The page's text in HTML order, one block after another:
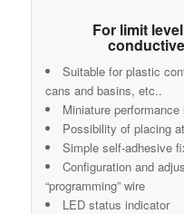
For limit
Suitable for plastic
cans and basins, etc..
Miniature
Possibility of placing
Simple self-adhesive
Configuration and
“programming” wire
LED status indicator